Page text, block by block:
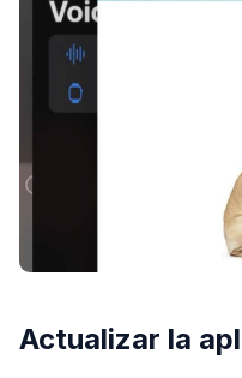
Actualizar la